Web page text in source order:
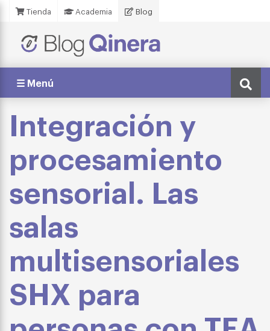
Tienda Academia Blog
☰ Menú
Integración y
procesamiento
sensorial. Las
salas
multisensoriales
SHX para